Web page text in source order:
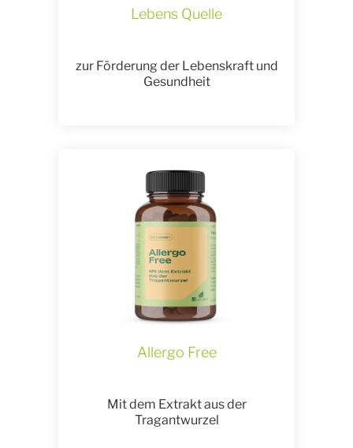
Lebens Quelle
zur Förderung der Lebenskraft und
Gesundheit
Allergo Free
Mit dem Extrakt aus der
Tragantwurzel